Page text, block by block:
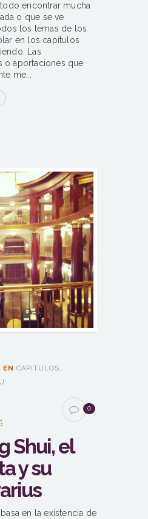
encontrar mucha
o que se ve
los temas de los
en los capítulos
Las
o aportaciones que
me...
EN CAPITULOS,
0
Shui, el
y su
en la existencia de